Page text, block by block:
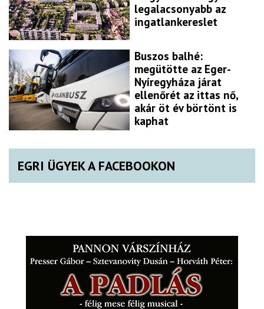
legalacsonyabb az
ingatlankereslet
Buszos balhé:
megütötte az Eger-
Nyíregyháza járat
ellenőrét az ittas nő,
akár öt év börtönt is
kaphat
EGRI ÜGYEK A FACEBOOKON